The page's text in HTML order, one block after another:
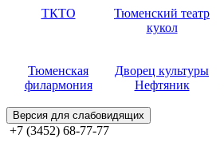
ТКТО
Тюменский театр
кукол
Тюменская
филармония
Дворец культуры
Нефтяник
Версия для слабовидящих
+7 (3452) 68-77-77